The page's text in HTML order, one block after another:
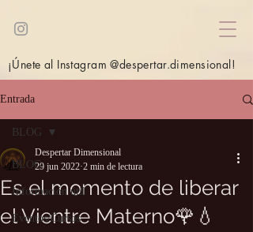
¡Únete al Instagram @despertar.dimensional!
Entrada
BLOG
Información útil
Eventos/Cursos
BLOG
Es el momento de liberar
el Vientre Materno🌹💧
Despertar Dimensional
29 jun 2022 2 min de lectura